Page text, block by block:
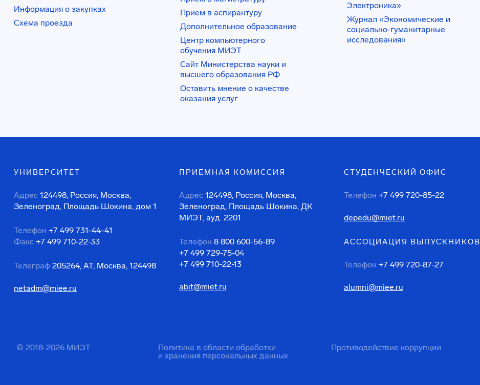
Информация о закупках
Схема проезда
Прием в аспирантуру
Дополнительное образование
Центр компьютерного
обучения МИЭТ
Сайт Министерства науки и
высшего образования РФ
Оставить мнение о качестве
оказания услуг
Электроника»
Журнал «Экономические и
социально-гуманитарные
исследования»
УНИВЕРСИТЕТ
Адрес 124498, Россия, Москва,
Зеленоград, Площадь Шокина, дом 1
Телефон +7 499 731-44-41
Факс +7 499 710-22-33
Телеграф 205264, АТ, Москва, 124498
netadm@miee.ru
ПРИЕМНАЯ КОМИССИЯ
Адрес 124498, Россия, Москва,
Зеленоград, Площадь Шокина, ДК
МИЭТ, ауд. 2201
Телефон 8 800 600-56-89
+7 499 729-75-04
+7 499 710-22-13
abit@miet.ru
СТУДЕНЧЕСКИЙ ОФИС
Телефон +7 499 720-85-22
depedu@miet.ru
АССОЦИАЦИЯ ВЫПУСКНИКОВ
Телефон +7 499 720-87-27
alumni@miee.ru
© 2018-2026 МИЭТ
Политика в области обработки
и хранения персональных данных
Противодействие коррупции